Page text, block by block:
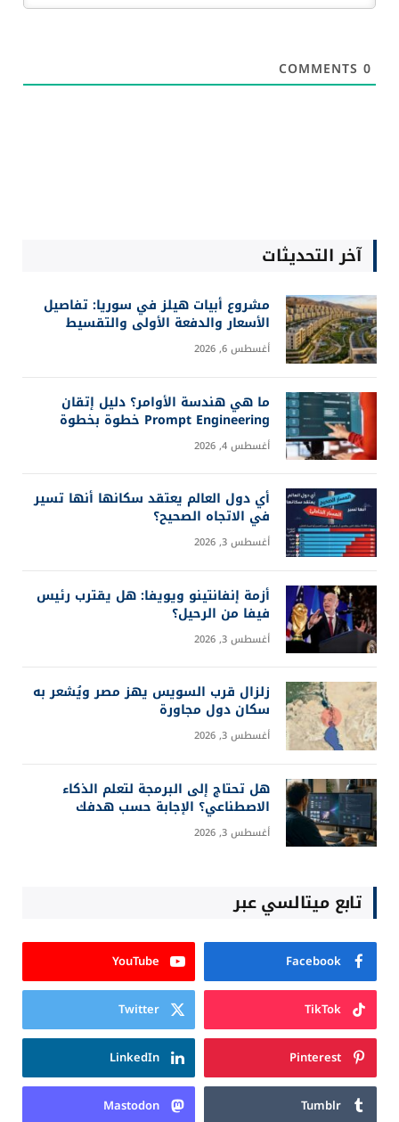
0
آخر التحديثات
مشروع أبيات هيلز في سوريا: تفاصيل
الأسعار والدفعة الأولى والتقسيط
أغسطس 6, 2026
ما هي هندسة الأوامر؟ دليل إتقان
Prompt Engineering خطوة بخطوة
أغسطس 4, 2026
أي دول العالم يعتقد سكانها أنها تسير
في الاتجاه الصحيح؟
أغسطس 3, 2026
أزمة إنفانتينو ويويفا: هل يقترب رئيس
فيفا من الرحيل؟
أغسطس 3, 2026
زلزال قرب السويس يهز مصر ويُشعر به
سكان دول مجاورة
أغسطس 3, 2026
هل تحتاج إلى البرمجة لتعلم الذكاء
الاصطناعي؟ الإجابة حسب هدفك
أغسطس 3, 2026
تابع ميتالسي عبر
Facebook
YouTube
TikTok
Twitter
Pinterest
LinkedIn
Tumblr
Mastodon